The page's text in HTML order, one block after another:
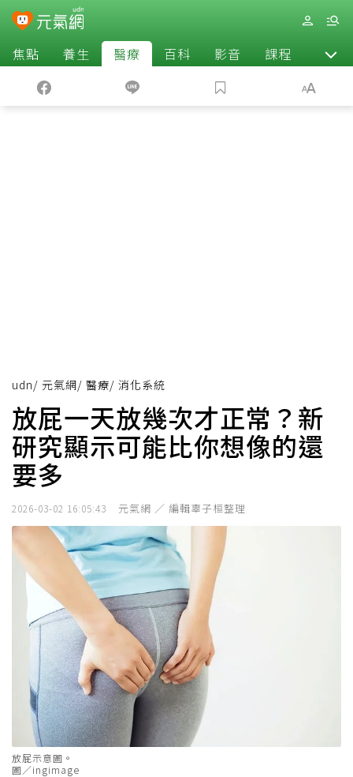
焦點 養生 醫療 百科 影音 課程 退休
udn/ 元氣網/ 醫療/ 消化系統
放屁一天放幾次才正常？新
研究顯示可能比你想像的還
要多
2026-03-02 16:05:43 元氣網 ／ 編輯辜子桓整理
放屁示意圖。
圖／ingimage